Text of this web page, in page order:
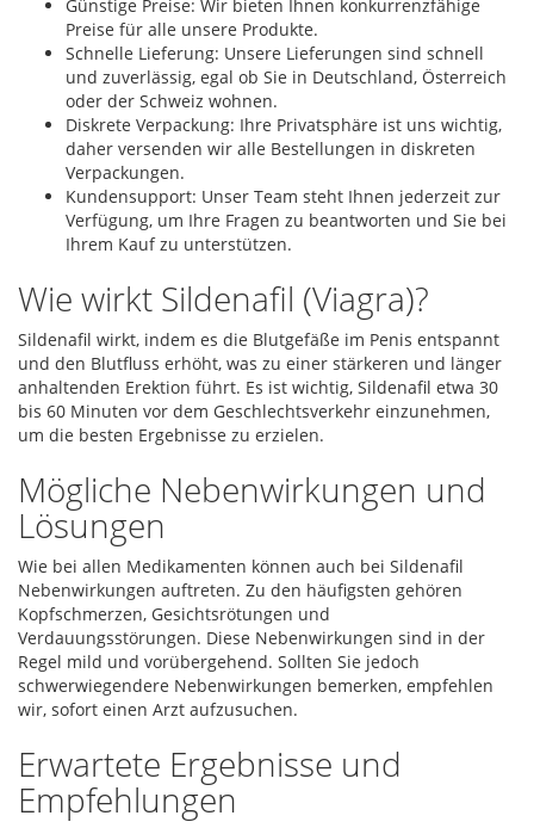
Günstige Preise: Wir bieten Ihnen konkurrenzfähige
Preise für alle unsere Produkte.
Schnelle Lieferung: Unsere Lieferungen sind schnell
und zuverlässig, egal ob Sie in Deutschland, Österreich
oder der Schweiz wohnen.
Diskrete Verpackung: Ihre Privatsphäre ist uns wichtig,
daher versenden wir alle Bestellungen in diskreten
Verpackungen.
Kundensupport: Unser Team steht Ihnen jederzeit zur
Verfügung, um Ihre Fragen zu beantworten und Sie bei
Ihrem Kauf zu unterstützen.
Wie wirkt Sildenafil (Viagra)?
Sildenafil wirkt, indem es die Blutgefäße im Penis entspannt
und den Blutfluss erhöht, was zu einer stärkeren und länger
anhaltenden Erektion führt. Es ist wichtig, Sildenafil etwa 30
bis 60 Minuten vor dem Geschlechtsverkehr einzunehmen,
um die besten Ergebnisse zu erzielen.
Mögliche Nebenwirkungen und
Lösungen
Wie bei allen Medikamenten können auch bei Sildenafil
Nebenwirkungen auftreten. Zu den häufigsten gehören
Kopfschmerzen, Gesichtsrötungen und
Verdauungsstörungen. Diese Nebenwirkungen sind in der
Regel mild und vorübergehend. Sollten Sie jedoch
schwerwiegendere Nebenwirkungen bemerken, empfehlen
wir, sofort einen Arzt aufzusuchen.
Erwartete Ergebnisse und
Empfehlungen